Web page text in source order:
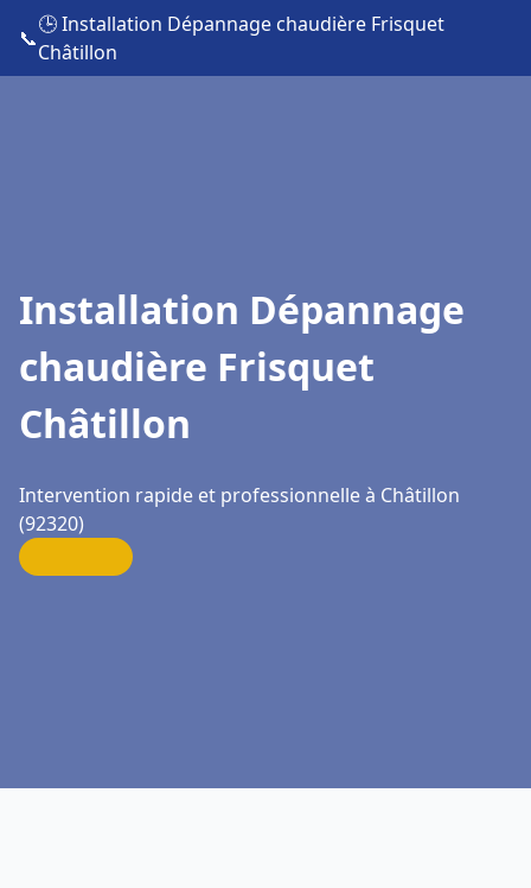
📞
🕒 Installation Dépannage chaudière Frisquet
Châtillon
Installation Dépannage
chaudière Frisquet
Châtillon
Intervention rapide et professionnelle à Châtillon
(92320)